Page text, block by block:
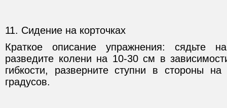
11. Сидение на корточках
Краткое описание упражнения: сядьте
разведите колени на 10-30 см в
гибкости, разверните ступни в стороны на
градусов.